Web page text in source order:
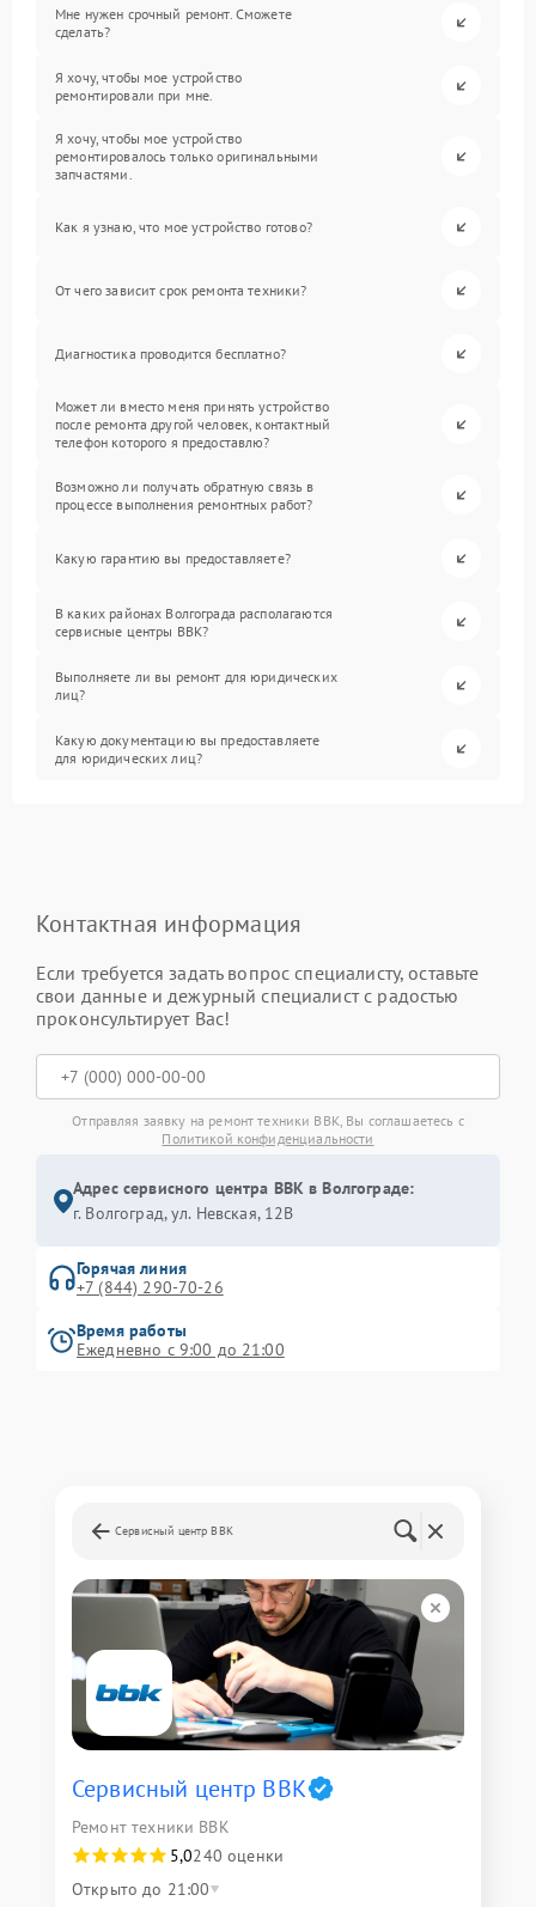
Мне нужен срочный ремонт. Сможете
сделать?
Я хочу, чтобы мое устройство
ремонтировали при мне.
Я хочу, чтобы мое устройство
ремонтировалось только оригинальными
запчастями.
Как я узнаю, что мое устройство готово?
От чего зависит срок ремонта техники?
Диагностика проводится бесплатно?
Может ли вместо меня принять устройство
после ремонта другой человек, контактный
телефон которого я предоставлю?
Возможно ли получать обратную связь в
процессе выполнения ремонтных работ?
Какую гарантию вы предоставляете?
В каких районах Волгограда располагаются
сервисные центры BBK?
Выполняете ли вы ремонт для юридических
лиц?
Какую документацию вы предоставляете
для юридических лиц?
Контактная информация
Если требуется задать вопрос специалисту, оставьте
свои данные и дежурный специалист с радостью
проконсультирует Вас!
Отправляя заявку на ремонт техники BBK, Вы соглашаетесь с
Политикой конфиденциальности
Адрес сервисного центра BBK в Волгограде:
г. Волгоград, ул. Невская, 12В
Горячая линия
+7 (844) 290-70-26
Время работы
Ежедневно с 9:00 до 21:00
Сервисный центр BBK
Сервисный центр BBK
Ремонт техники BBK
5,0240 оценки
Открыто до 21:00